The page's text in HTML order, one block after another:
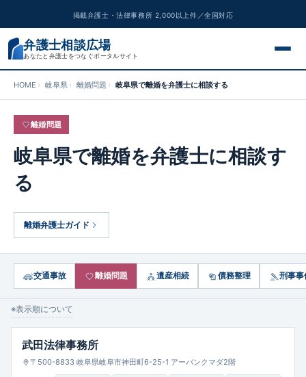
掲載弁護士・法律事務所 2,000以上件／全国対応
弁護士相談広場
あなたと弁護士をつなぐポータルサイト
交通事故
離婚問題
遺産相続
刑事事件
労働問題
企業法務
HOME 岐阜県 離婚問題 岐阜県で離婚を弁護士に相談する
離婚問題
岐阜県で離婚を弁護士に相談す
る
離婚弁護士ガイド
交通事故 離婚問題 遺産相続 債務整理 刑事事
※表示順について
武田法律事務所
〒500-8833 岐阜県岐阜市神田町6-25-1 アーバンクマダ2階